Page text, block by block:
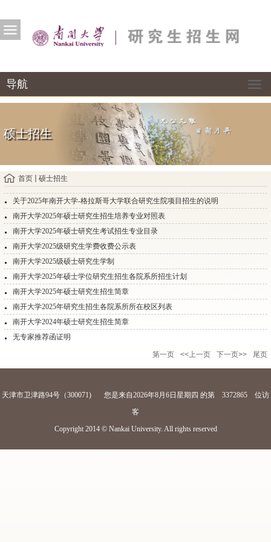
导航
硕士招生
首页 硕士招生
关于2025年南开大学-格拉斯哥大学联合研究生院项目招生的说明
南开大学2025年硕士研究生招生培养专业对照表
南开大学2025年硕士研究生考试招生专业目录
南开大学2025级研究生学费收费公示表
南开大学2025级硕士研究生学制
南开大学2025年硕士学位研究生招生各院系所招生计划
南开大学2025年硕士研究生招生简章
南开大学2025年研究生招生各院系所所在校区列表
南开大学2024年硕士研究生招生简章
无专家推荐函证明
第一页 <<上一页 下一页>> 尾页
天津市卫津路94号（300071) 您是来自2026年8月6日星期四 的第 3372865
位访
客
Copyright 2014 © Nankai University. All rights reserved